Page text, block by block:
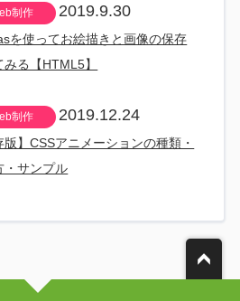
制作 2019.9.30
を使ってお絵描きと画像の保存
みる【HTML5】
制作 2019.12.24
版】CSSアニメーションの種類・
・サンプル